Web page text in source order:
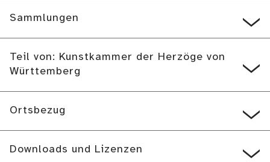
Sammlungen
Teil von: Kunstkammer der Herzöge von
Württemberg
Ortsbezug
Downloads und Lizenzen